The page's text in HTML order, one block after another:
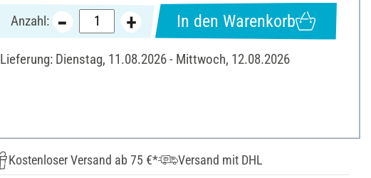
Anzahl: In den Warenkorb
Lieferung: Dienstag, 11.08.2026 - Mittwoch, 12.08.2026
Kostenloser Versand ab 75 €*
Versand mit DHL